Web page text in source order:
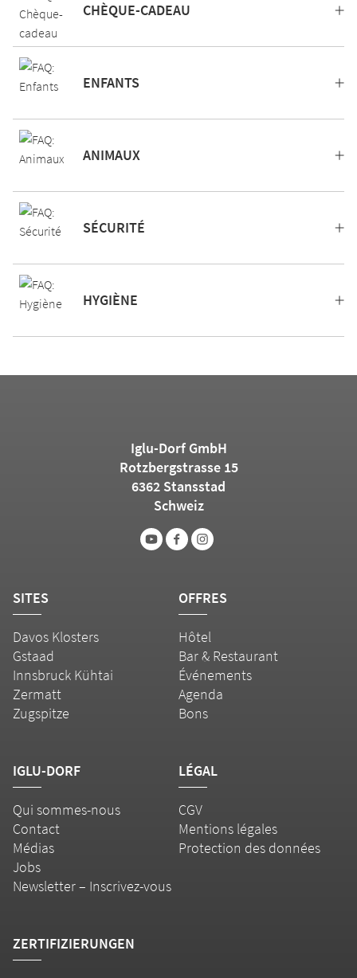
CHÈQUE-CADEAU
ENFANTS
ANIMAUX
SÉCURITÉ
HYGIÈNE
Iglu-Dorf GmbH
Rotzbergstrasse 15
6362 Stansstad
Schweiz
SITES
Davos Klosters
Gstaad
Innsbruck Kühtai
Zermatt
Zugspitze
OFFRES
Hôtel
Bar & Restaurant
Événements
Agenda
Bons
IGLU-DORF
Qui sommes-nous
Contact
Médias
Jobs
Newsletter – Inscrivez-vous
LÉGAL
CGV
Mentions légales
Protection des données
ZERTIFIZIERUNGEN